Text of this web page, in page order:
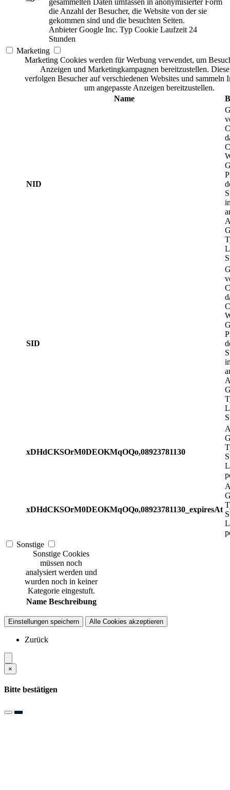
die Anzahl der Besucher, die Website von der sie
gekommen sind und die besuchten Seiten.
Anbieter Google Inc. Typ Cookie Laufzeit 24
Stunden
Marketing
Marketing Cookies werden für Werbung verwendet, um
Anzeigen und Marketingkampagnen bereitzustellen.
verfolgen Besucher auf verschiedenen Websites und sammeln
um angepasste Anzeigen bereitzustellen.
Name
NID
SID
xDHdCKSOrM0DEOKMqOQo,08923781130
xDHdCKSOrM0DEOKMqOQo,08923781130_expiresAt
Sonstige
Sonstige Cookies
müssen noch
analysiert werden und
wurden noch in keiner
Kategorie eingestuft.
Name Beschreibung
Einstellungen speichern Alle Cookies akzeptieren
Zurück
×
Bitte bestätigen